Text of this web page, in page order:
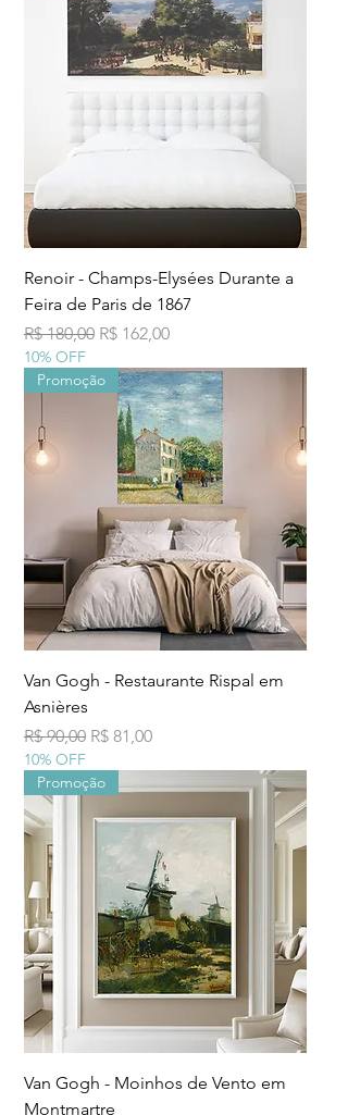
Renoir - Champs-Elysées Durante a
Feira de Paris de 1867
Preço normal
R$ 180,00 Preço promocional
R$ 162,00
10% OFF
Promoção
Van Gogh - Restaurante Rispal em
Asnières
Preço normal
R$ 90,00 Preço promocional
R$ 81,00
10% OFF
Promoção
Van Gogh - Moinhos de Vento em
Montmartre